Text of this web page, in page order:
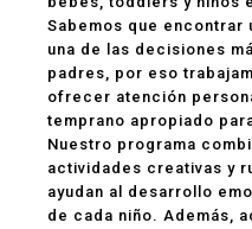
Sabemos que encontrar
una de las decisiones
padres, por eso
ofrecer atención
temprano apropiado
Nuestro programa
actividades creativas y
ayudan al desarrollo
de cada niño. Además,